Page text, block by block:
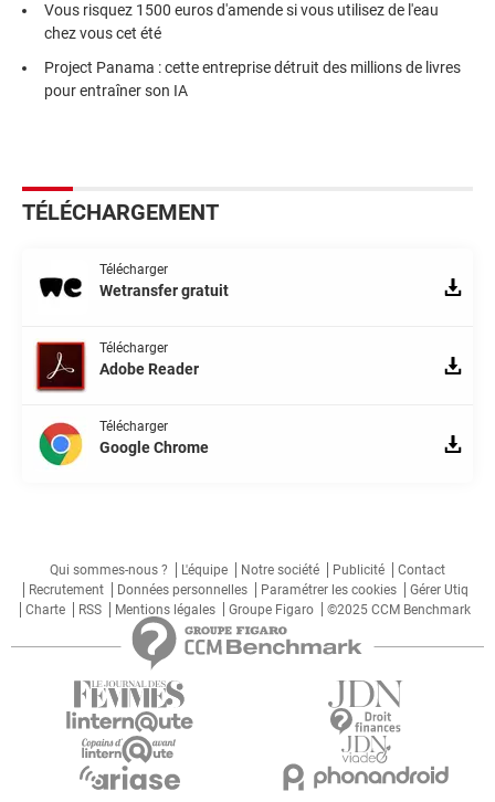
Vous risquez 1500 euros d'amende si vous utilisez de l'eau
chez vous cet été
Project Panama : cette entreprise détruit des millions de livres
pour entraîner son IA
TÉLÉCHARGEMENT
Télécharger
Wetransfer gratuit
Télécharger
Adobe Reader
Télécharger
Google Chrome
Qui sommes-nous ? L'équipe Notre société Publicité
Contact
Recrutement
Données personnelles Paramétrer les cookies
Gérer Utiq
Charte
RSS Mentions légales Groupe Figaro ©2025 CCM Benchmark